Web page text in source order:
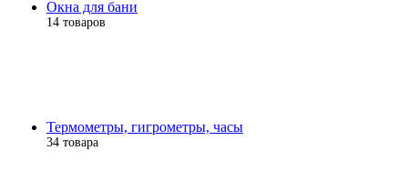
Окна для бани
14 товаров
Термометры, гигрометры, часы
34 товара